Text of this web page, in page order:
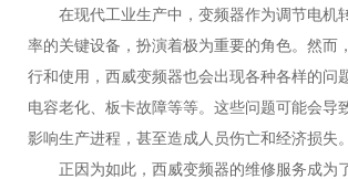
在现代工业生产中，变频器作为调节电机
率的关键设备，扮演着极为重要的角色。然而
行和使用，西威变频器也会出现各种各样的问
电容老化、板卡故障等等。这些问题可能会导
影响生产进程，甚至造成人员伤亡和经济损失。
正因为如此，西威变频器的维修服务成为